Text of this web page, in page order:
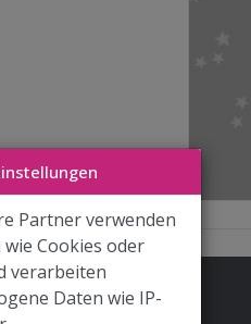
Partner verwenden
Cookies oder
verarbeiten
Daten wie IP-
& Liebe App